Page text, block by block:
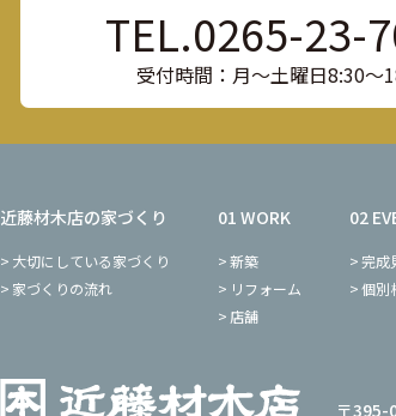
TEL.0265-23-
受付時間：月〜土曜日8:30〜
近藤材木店の家づくり
大切にしている家づくり
家づくりの流れ
01 WORK
新築
リフォーム
店舗
02
完成
個別
〒395-